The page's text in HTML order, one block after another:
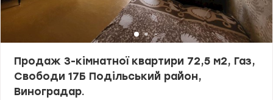
Продаж 3-кімнатної квартири 72,5 м2, Газ,
Свободи 17Б Подільський район,
Виноградар.